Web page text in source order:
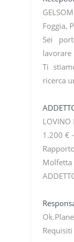
Foggia,
Sei
Ti
ricerca
LOVINO
1.200 €